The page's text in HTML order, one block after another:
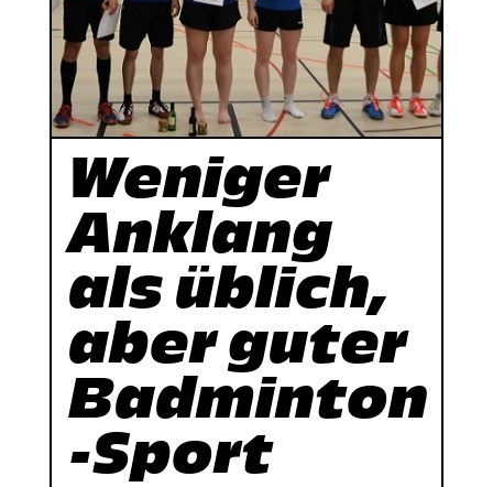
Weniger
Anklang
als üblich,
aber guter
Badminton
-Sport